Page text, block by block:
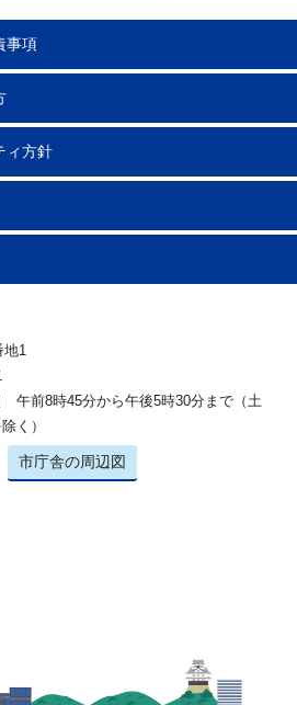
事項
ィ方針
地1
午前8時45分から午後5時30分まで（土
く）
市庁舎の周辺図